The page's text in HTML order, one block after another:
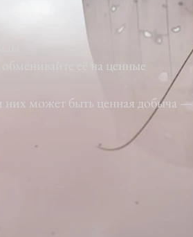
её на ценные
может быть ценная добыча —